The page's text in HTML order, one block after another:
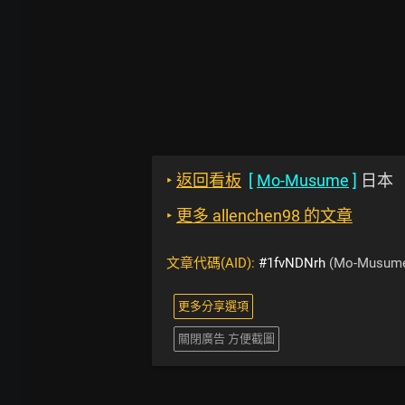
‣ 返回看板 [ Mo-Musume ] 日本
‣ 更多 allenchen98 的文章
文章代碼(AID): #1fvNDNrh (Mo-
更多分享選項
關閉廣告 方便截圖